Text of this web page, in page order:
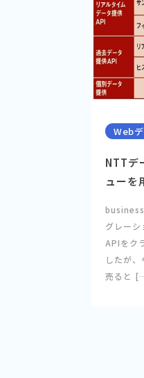
Web
NTTデ
ューを
グレー
APIをク
したが
売ると